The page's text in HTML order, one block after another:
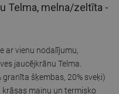
Telma, melna/zeltīta -
ar vienu nodalījumu,
jaucējkrānu Telma.
šķembas, 20% sveķi)
maiņu un termisko